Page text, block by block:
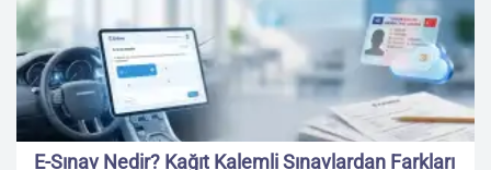
E-Sınav Nedir? Kağıt Kalemli Sınavlardan Farkları